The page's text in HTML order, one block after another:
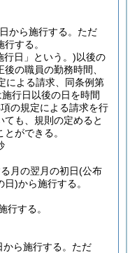
から施行する。 ただ
する。
行日」という。)以後の
の職員の勤務時間、
による請求、同条例第
行日以後の日を時間
の規定による請求を行
も、規則の定めると
ができる。
月の翌月の初日(公布
日)から施行する。
行する。
ら施行する。 ただ